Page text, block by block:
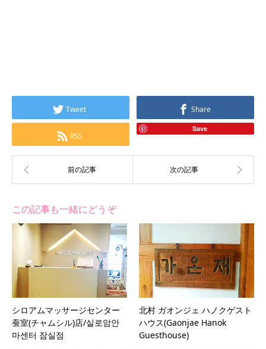
Tweet Share
RSS
Save
この記事も一緒にどうぞ
シロアムマッサージセンター
蚕室(チャムシル)店/실로암안
마센터 잠실점
北村 ガオンジェ ハノクゲスト
ハウス(Gaonjae Hanok
Guesthouse)